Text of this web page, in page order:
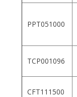
PPT051000
TCP001096
CFT111500